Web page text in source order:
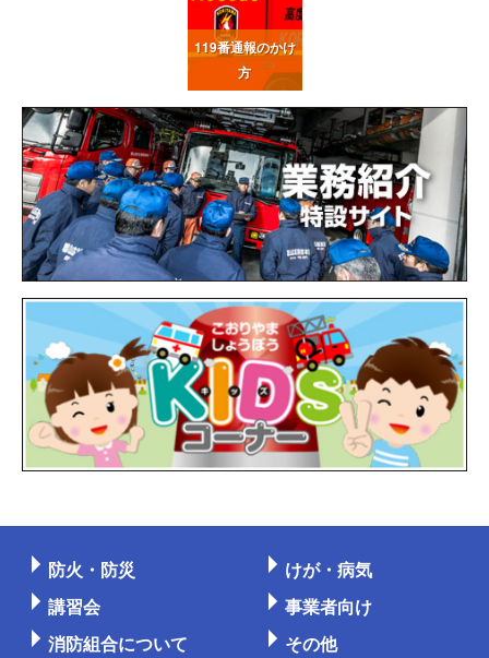
119番通報のかけ
方
防火・防災
けが・病気
講習会
事業者向け
消防組合について
その他